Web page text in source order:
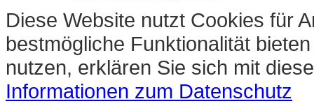
Diese Website nutzt Cookies für
bestmögliche Funktionalität
nutzen, erklären Sie sich mit
Informationen zum Datenschutz